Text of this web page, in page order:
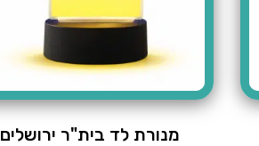
מנורת לד בית"ר ירושלים